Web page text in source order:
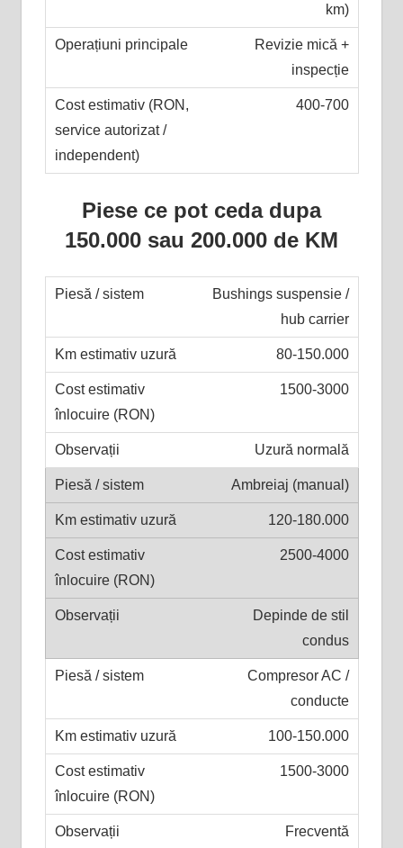
km)
Revizie mică +
inspecție
400-700
Piese ce pot ceda dupa
150.000 sau 200.000 de KM
Bushings suspensie /
hub carrier
80-150.000
1500-3000
Uzură normală
Ambreiaj (manual)
120-180.000
2500-4000
Depinde de stil
condus
Compresor AC /
conducte
100-150.000
1500-3000
Frecventă